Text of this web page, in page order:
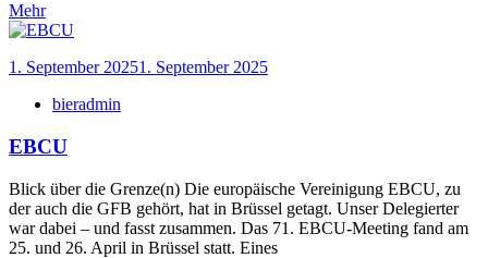
Mehr
1. September 20251. September 2025
bieradmin
EBCU
Blick über die Grenze(n) Die europäische Vereinigung EBCU, zu
der auch die GFB gehört, hat in Brüssel getagt. Unser Delegierter
war dabei – und fasst zusammen. Das 71. EBCU-Meeting fand am
25. und 26. April in Brüssel statt. Eines